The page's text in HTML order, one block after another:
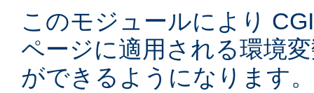
このモジュールにより
ページに適用される環境
ができるようになります